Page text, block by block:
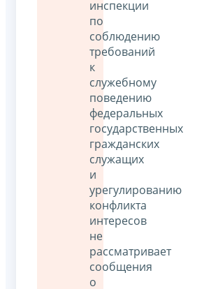
инспекции
по
соблюдению
требований
к
служебному
поведению
федеральных
государственных
гражданских
служащих
и
урегулированию
конфликта
интересов
не
рассматривает
сообщения
о